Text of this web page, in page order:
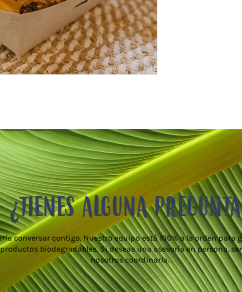
¿TIENES ALGUNA
conversar contigo. Nuestro equipo está 100% a la orden para
biodegradables. Si deseas una asesoría en persona,
nosotros coordinarla.